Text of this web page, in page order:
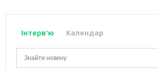
Інтерв'ю Календар